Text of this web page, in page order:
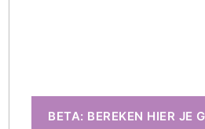
BETA: BEREKEN HIER JE